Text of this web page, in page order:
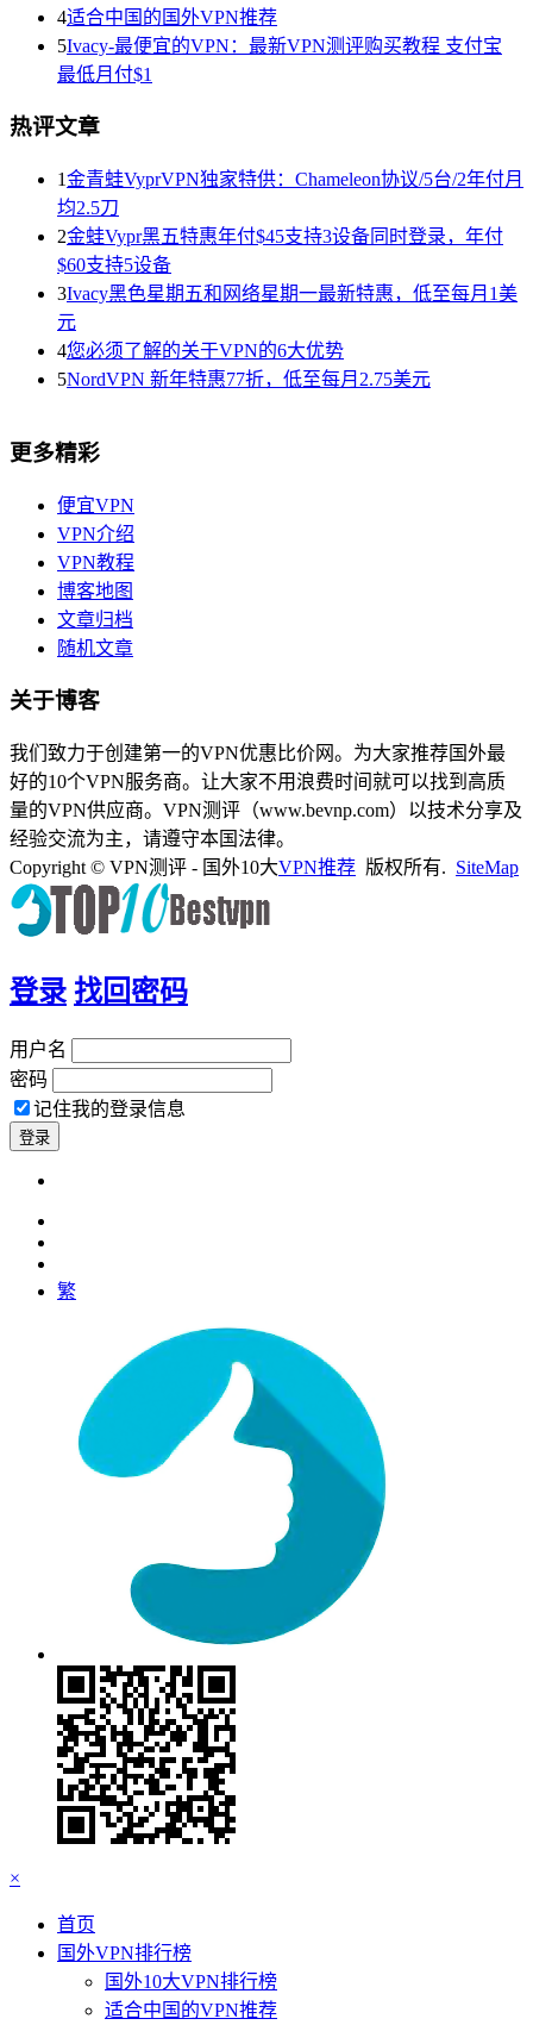
4适合中国的国外VPN推荐
5Ivacy-最便宜的VPN：最新VPN测评购买教程 支付宝
最低月付$1
热评文章
1金青蛙VyprVPN独家特供：Chameleon协议/5台/2年付月
均2.5刀
2金蛙Vypr黑五特惠年付$45支持3设备同时登录，年付
$60支持5设备
3Ivacy黑色星期五和网络星期一最新特惠，低至每月1美
元
4您必须了解的关于VPN的6大优势
5NordVPN 新年特惠77折，低至每月2.75美元
更多精彩
便宜VPN
VPN介绍
VPN教程
博客地图
文章归档
随机文章
关于博客
我们致力于创建第一的VPN优惠比价网。为大家推荐国外最
好的10个VPN服务商。让大家不用浪费时间就可以找到高质
量的VPN供应商。VPN测评（www.bevnp.com）以技术分享及
经验交流为主，请遵守本国法律。
Copyright © VPN测评 - 国外10大VPN推荐 版权所有. SiteMap
登录 找回密码
用户名
密码
记住我的登录信息
繁
×
首页
国外VPN排行榜
国外10大VPN排行榜
适合中国的VPN推荐